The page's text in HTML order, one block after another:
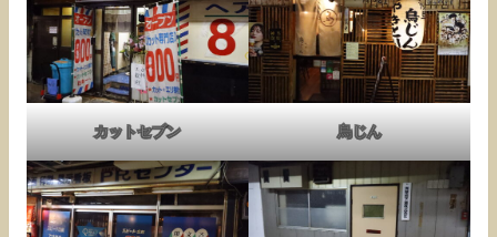
カットセブン 鳥じん